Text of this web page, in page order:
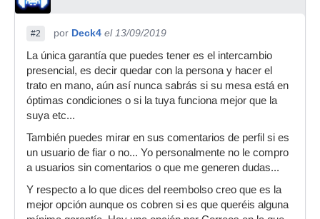
#2 por Deck4 el 13/09/2019
La única garantía que puedes tener es el intercambio
presencial, es decir quedar con la persona y hacer el
trato en mano, aún así nunca sabrás si su mesa está en
óptimas condiciones o si la tuya funciona mejor que la
suya etc...
También puedes mirar en sus comentarios de perfil si es
un usuario de fiar o no... Yo personalmente no le compro
a usuarios sin comentarios o que me generen dudas...
Y respecto a lo que dices del reembolso creo que es la
mejor opción aunque os cobren si es que queréis alguna